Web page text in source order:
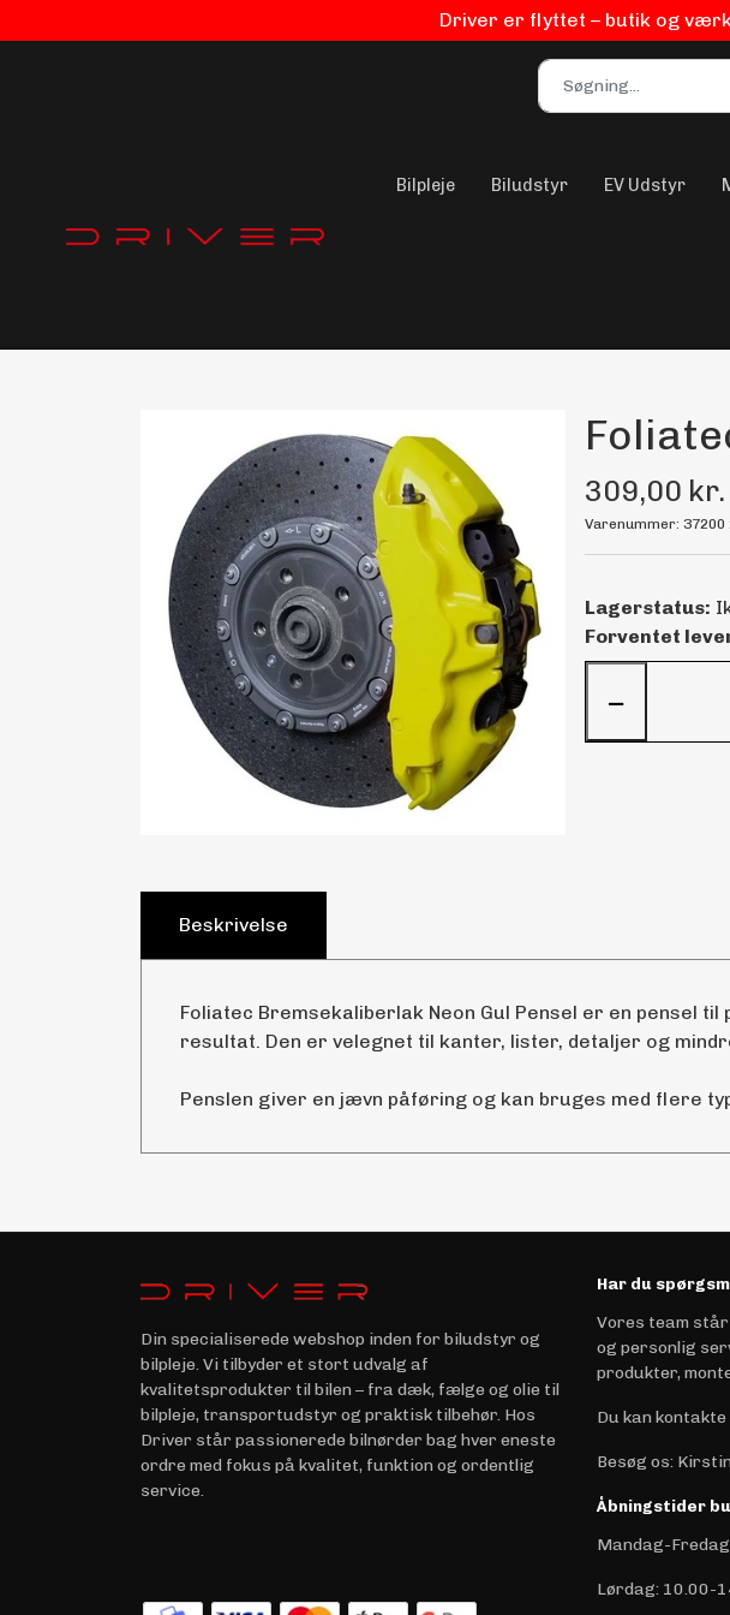
Driver er flyttet – butik og
Bilpleje Biludstyr EV Udstyr
309,00 kr.
Varenummer: 37200
Lagerstatus:
Forventet
−
Beskrivelse
Foliatec Bremsekaliberlak Neon Gul Pensel er en pensel
resultat. Den er velegnet til kanter, lister, detaljer og
Penslen giver en jævn påføring og kan bruges med flere
Din specialiserede webshop inden for biludstyr og
bilpleje. Vi tilbyder et stort udvalg af
kvalitetsprodukter til bilen – fra dæk, fælge og olie til
bilpleje, transportudstyr og praktisk tilbehør. Hos
Driver står passionerede bilnørder bag hver eneste
ordre med fokus på kvalitet, funktion og ordentlig
service.
Har du
Vores team
og personlig
produkter,
Du kan kontakte
Besøg os:
Åbningstider
Mandag-
Lørdag: 10.00-